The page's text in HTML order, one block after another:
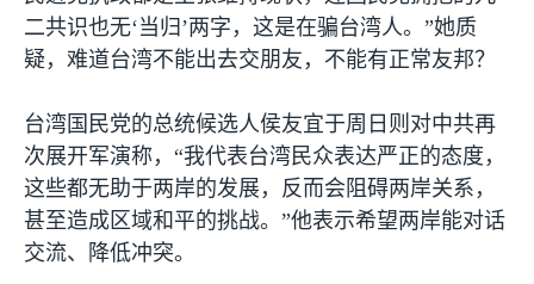
二共识也无‘当归’两字，这是在骗台湾人。”她质
疑，难道台湾不能出去交朋友，不能有正常友邦？
台湾国民党的总统候选人侯友宜于周日则对中共再
次展开军演称，“我代表台湾民众表达严正的态度，
这些都无助于两岸的发展，反而会阻碍两岸关系，
甚至造成区域和平的挑战。”他表示希望两岸能对话
交流、降低冲突。